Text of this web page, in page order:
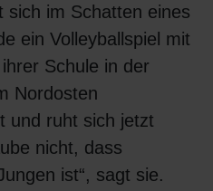
sich im Schatten eines
ein Volleyballspiel mit
Schule in der
Nordosten
und ruht sich jetzt
nicht, dass
ist“, sagt sie.